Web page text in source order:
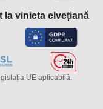
la vinieta elvețiană
UE aplicabilă.